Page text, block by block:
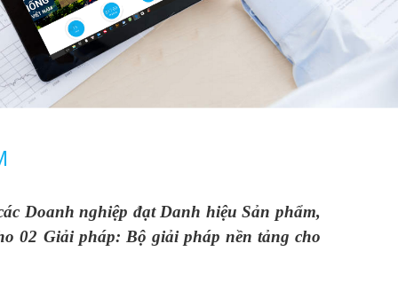
Doanh nghiệp đạt Danh hiệu Sản phẩm,
02 Giải pháp: Bộ giải pháp nền tảng cho